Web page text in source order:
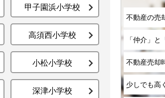
甲子園浜小学校
高須西小学校
小松小学校
深津小学校
不動産の売
「仲介」
不動産売却
少しでも高